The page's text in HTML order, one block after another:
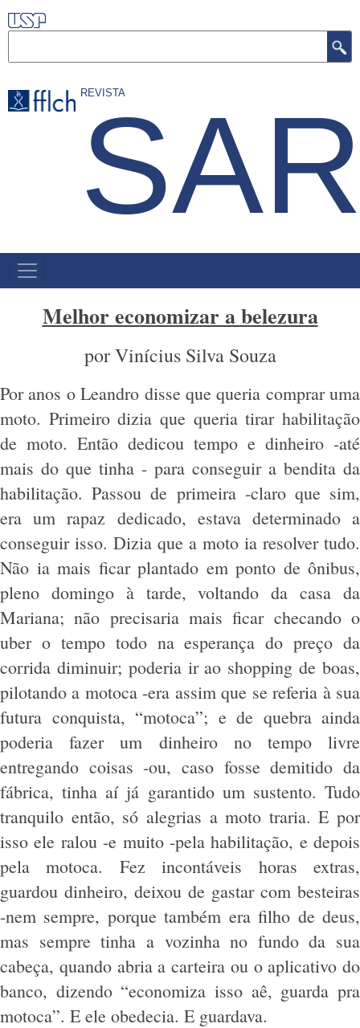
Pular
para
principal
REVISTA
NAVEGAÇÃO
PRINCIPAL
Melhor economizar a belezura
por Vinícius Silva Souza
Por anos o Leandro disse que queria comprar uma
moto. Primeiro dizia que queria tirar habilitação
de moto. Então dedicou tempo e dinheiro -até
mais do que tinha - para conseguir a bendita da
habilitação. Passou de primeira -claro que sim,
era um rapaz dedicado, estava determinado a
conseguir isso. Dizia que a moto ia resolver tudo.
Não ia mais ficar plantado em ponto de ônibus,
pleno domingo à tarde, voltando da casa da
Mariana; não precisaria mais ficar checando o
uber o tempo todo na esperança do preço da
corrida diminuir; poderia ir ao shopping de boas,
pilotando a motoca -era assim que se referia à sua
futura conquista, “motoca”; e de quebra ainda
poderia fazer um dinheiro no tempo livre
entregando coisas -ou, caso fosse demitido da
fábrica, tinha aí já garantido um sustento. Tudo
tranquilo então, só alegrias a moto traria. E por
isso ele ralou -e muito -pela habilitação, e depois
pela motoca. Fez incontáveis horas extras,
guardou dinheiro, deixou de gastar com besteiras
-nem sempre, porque também era filho de deus,
mas sempre tinha a vozinha no fundo da sua
cabeça, quando abria a carteira ou o aplicativo do
banco, dizendo “economiza isso aê, guarda pra
motoca”. E ele obedecia. E guardava.